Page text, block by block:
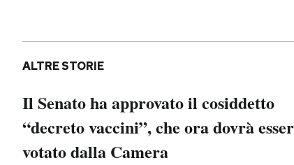
ALTRE STORIE
Il Senato ha approvato il cosiddetto
“decreto vaccini”, che ora dovrà
votato dalla Camera